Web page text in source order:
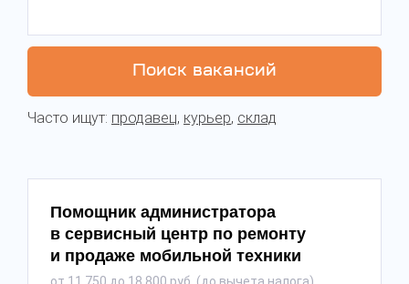
Поиск вакансий
Часто ищут: продавец, курьер, склад
Помощник администратора
в сервисный центр по ремонту
и продаже мобильной техники